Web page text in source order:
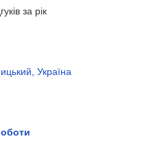
за рік
Україна